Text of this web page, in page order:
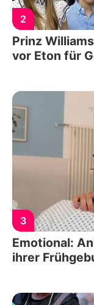
2
Prinz
vor Eton für
3
Emotional:
ihrer